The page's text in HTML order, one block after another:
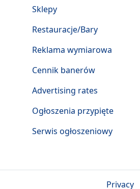
Sklepy
Restauracje/Bary
Reklama wymiarowa
Cennik banerów
Advertising rates
Ogłoszenia przypięte
Serwis ogłoszeniowy
Privacy